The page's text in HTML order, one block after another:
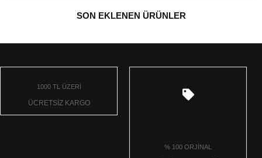
SON EKLENEN ÜRÜNLER
1000 TL ÜZERİ
ÜCRETSİZ KARGO
% 100 ORJİNAL